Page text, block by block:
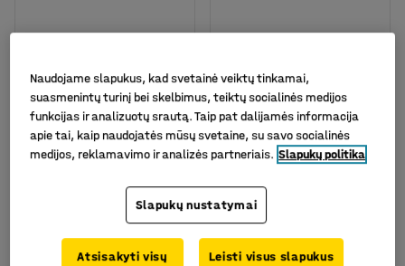
geltona
Prekės kodas:305883
309.-€
Be PVM
PIRKTI
geltona
Prekės kodas: 305903
499.-€
Be PVM
PIRKTI
Naudojame slapukus, kad svetainė veiktų tinkamai,
suasmenintų turinį bei skelbimus, teiktų socialinės medijos
funkcijas ir analizuotų srautą. Taip pat dalijamės informacija
apie tai, kaip naudojatės mūsų svetaine, su savo socialinės
medijos, reklamavimo ir analizės partneriais. Slapukų politika
Slapukų nustatymai
Atsisakyti visų Leisti visus slapukus